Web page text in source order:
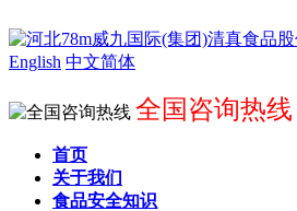
English 中文简体
全国咨询热线
首页
关于我们
食品安全知识